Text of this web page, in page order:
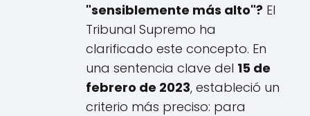
"sensiblemente más alto"? El
Tribunal Supremo ha
clarificado este concepto. En
una sentencia clave del 15 de
febrero de 2023, estableció un
criterio más preciso: para